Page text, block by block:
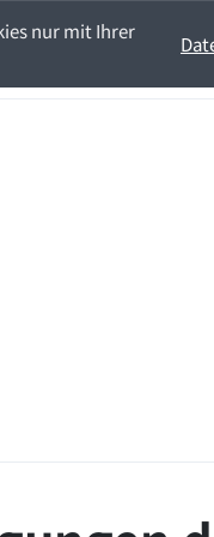
nur mit Ihrer